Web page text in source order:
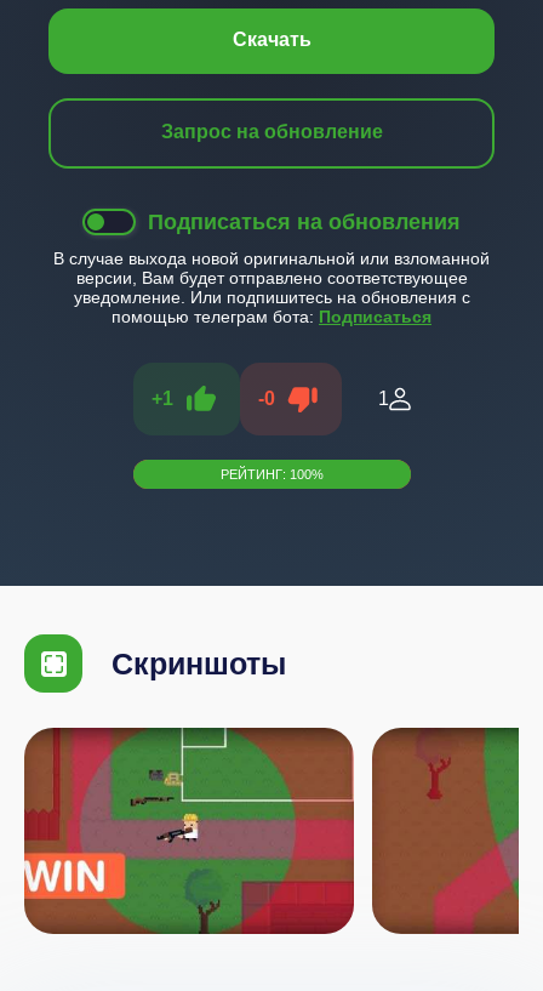
Скачать
Запрос на обновление
Подписаться на обновления
В случае выхода новой оригинальной или взломанной
версии, Вам будет отправлено соответствующее
уведомление. Или подпишитесь на обновления с
помощью телеграм бота: Подписаться
+1 -0 1
РЕЙТИНГ: 100%
Скриншоты